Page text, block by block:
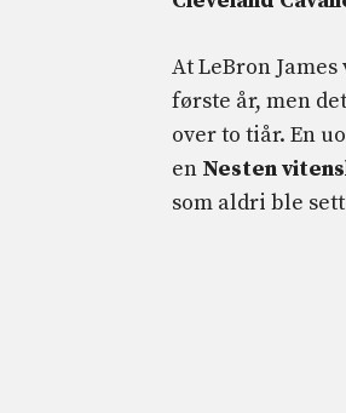
At LeBron
første år, men
over to tiår. En
en Nesten
som aldri ble